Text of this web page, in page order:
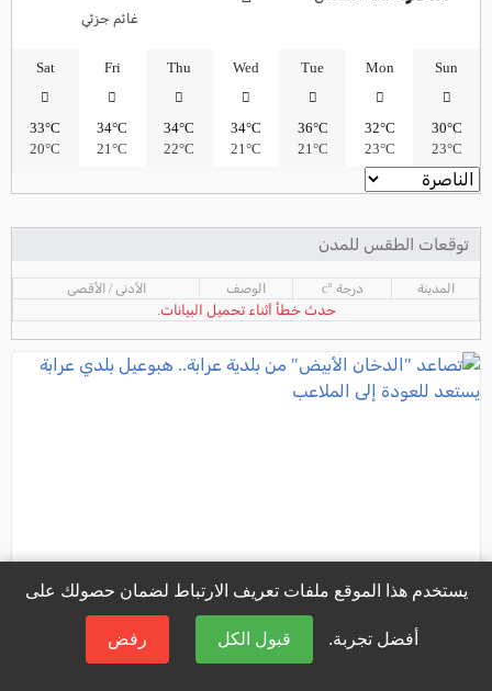
غائم جزئي
Sun
30°C
23°C
Mon
32°C
23°C
Tue
36°C
21°C
Wed
34°C
21°C
Thu
34°C
22°C
Fri
34°C
21°C
Sat
33°C
20°C
توقعات الطقس للمدن
المدينة درجة °c الوصف الأدنى / الأقصى
حدث خطأ أثناء تحميل البيانات.
يستخدم هذا الموقع ملفات تعريف الارتباط لضمان حصولك على
أفضل تجربة. قبول الكل رفض